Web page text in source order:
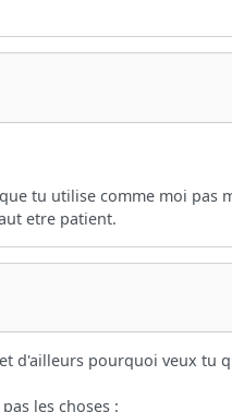
tu utilise comme moi pas
etre patient.
d'ailleurs pourquoi veux tu
les choses :